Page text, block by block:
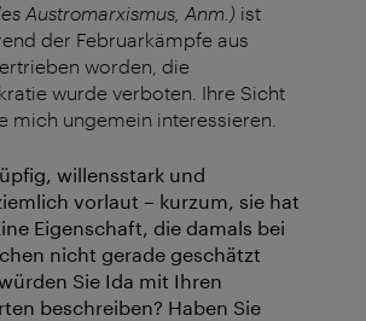
Austromarxismus, Anm.) ist
der Februarkämpfe aus
worden, die
wurde verboten. Ihre Sicht
mich ungemein interessieren.
willensstark und
vorlaut – kurzum, sie hat
Eigenschaft, die damals bei
nicht gerade geschätzt
Sie Ida mit Ihren
beschreiben? Haben Sie